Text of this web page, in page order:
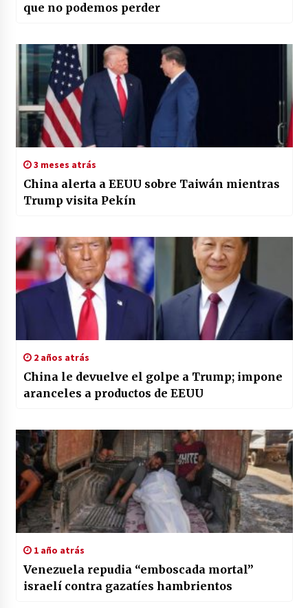
que no podemos perder
3 meses atrás
China alerta a EEUU sobre Taiwán mientras
Trump visita Pekín
2 años atrás
China le devuelve el golpe a Trump; impone
aranceles a productos de EEUU
1 año atrás
Venezuela repudia “emboscada mortal”
israelí contra gazatíes hambrientos